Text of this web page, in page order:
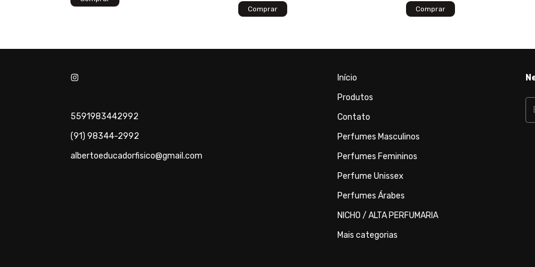
5591983442992
(91) 98344-2992
albertoeducadorfisico@gmail.com
Início
Produtos
Contato
Perfumes Masculinos
Perfumes Femininos
Perfume Unissex
Perfumes Árabes
NICHO / ALTA PERFUMARIA
Mais categorias